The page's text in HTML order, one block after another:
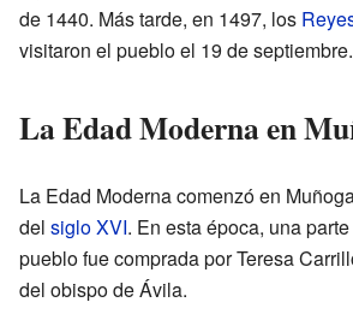
de 1440. Más tarde, en 1497, los
visitaron el pueblo el 19 de septiembre.
La Edad Moderna en
La Edad Moderna comenzó en
del siglo XVI. En esta época, una
pueblo fue comprada por Teresa
del obispo de Ávila.